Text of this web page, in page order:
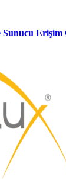
Erişim